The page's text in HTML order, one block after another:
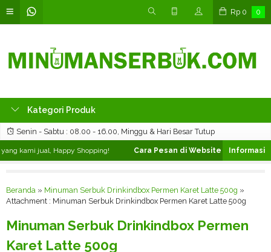
Rp 0 0
Kategori Produk
Senin - Sabtu : 08.00 - 16.00, Minggu & Hari Besar Tutup
kami jual, Happy Shopping! Cara Pesan di Website ❯ Silahkan
Beranda » Minuman Serbuk Drinkindbox Permen Karet Latte 500g »
Attachment : Minuman Serbuk Drinkindbox Permen Karet Latte 500g
Minuman Serbuk Drinkindbox Permen
Karet Latte 500g